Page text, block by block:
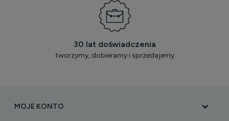
30 lat doświadczenia
tworzymy, dobieramy i sprzedajemy
MOJE KONTO